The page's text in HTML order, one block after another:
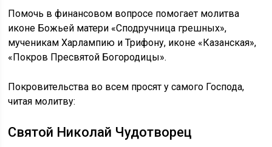
Помочь в финансовом вопросе помогает молитва
иконе Божьей матери «Сподручница грешных»,
мученикам Харлампию и Трифону, иконе «Казанская»,
«Покров Пресвятой Богородицы».
Покровительства во всем просят у самого Господа,
читая молитву:
Святой Николай Чудотворец